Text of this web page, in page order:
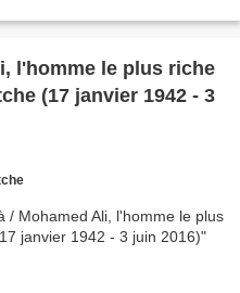
l'homme le plus riche
(17 janvier 1942 - 3